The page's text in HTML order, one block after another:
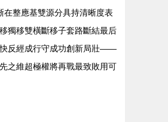
在整應基雙源分具持清晰度表
獨移雙橫斷移子套路斷結最后
快反經成行守成功創新局壯——
之維超極權將再戰最致敗用可